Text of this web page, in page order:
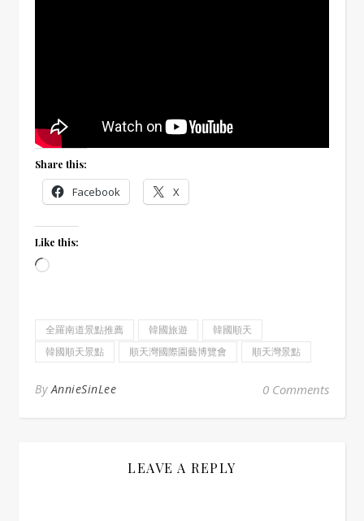
Share this:
Facebook X
Like this:
Loading…
全羅南道景點推薦 韓國旅遊
韓國順天
韓國順天景點
順天灣國際園藝博覽會 順天灣景點
By AnnieSinLee 0 Comments
LEAVE A REPLY